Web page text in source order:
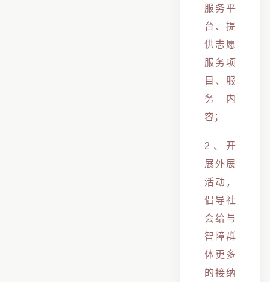
服务平
台、提
供志愿
服务项
目、服
务内
容；
2、开
展外展
活动，
倡导社
会给与
智障群
体更多
的接纳